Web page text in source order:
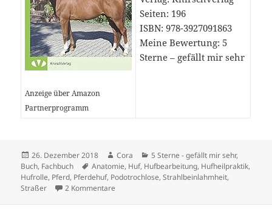
Anzeige über Amazon
Partnerprogramm
Seiten: 196
ISBN: 978-3927091863
Meine Bewertung: 5
Sterne – gefällt mir sehr
Veröffentlicht
am
26. Dezember 2018 Autor
Cora Kategorien
5 Sterne - gefällt mir sehr,
Buch, Fachbuch Schlagwörter
Anatomie, Huf, Hufbearbeitung, Hufheilpraktik,
Hufrolle, Pferd, Pferdehuf, Podotrochlose,Strahlbeinlahmheit,
Straßer
2 Kommentare